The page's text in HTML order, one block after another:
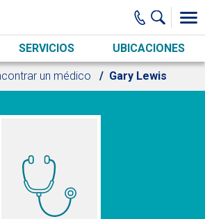
SERVICIOS UBICACIONES
un médico Gary Lewis